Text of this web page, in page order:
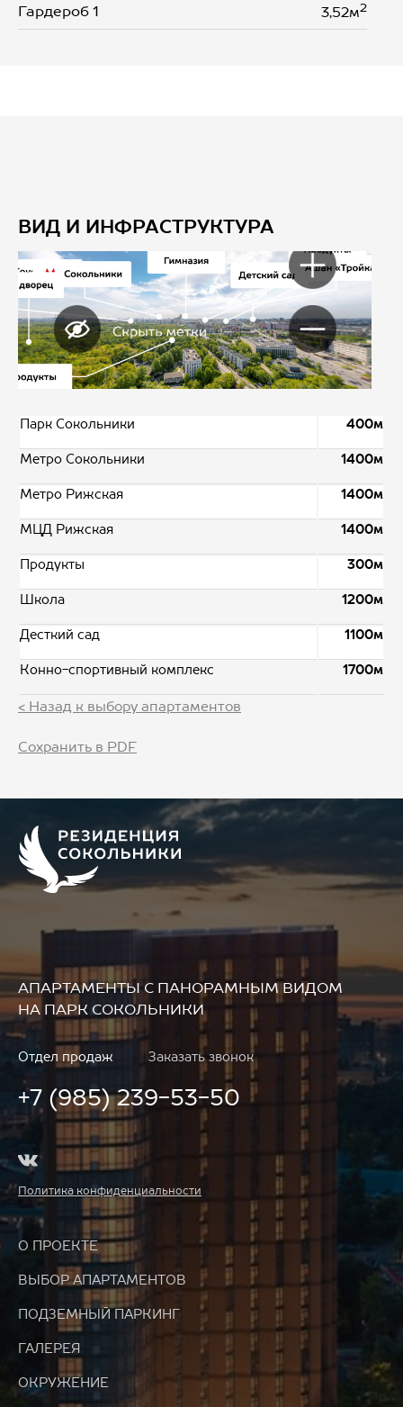
Гардероб 1 3,52м2
ВИД И ИНФРАСТРУКТУРА
Парк Сокольники 400м
Метро Сокольники 1400м
Метро Рижская 1400м
МЦД Рижская 1400м
Продукты 300м
Школа 1200м
Десткий сад 1100м
Конно-спортивный комплекс 1700м
< Назад к выбору апартаментов
Сохранить в PDF
О ПРОЕКТЕ
ВЫБОР АПАРТАМЕНТОВ
ПОДЗЕМНЫЙ ПАРКИНГ
ГАЛЕРЕЯ
ОКРУЖЕНИЕ
АПАРТАМЕНТЫ С ПАНОРАМНЫМ ВИДОМ
НА ПАРК СОКОЛЬНИКИ
Отдел продаж Заказать звонок
+7 (985) 239-53-50
Политика конфиденциальности